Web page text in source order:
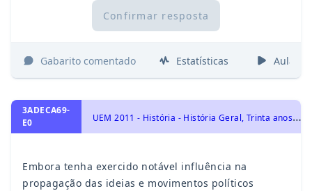
Confirmar resposta
Gabarito comentado Estatísticas Aulas
3ADECA69-
E0
U
EM 2011 - História - História Geral, Trinta anos de ouro: expansão do socialismo ( 1945- 1975)
Embora tenha exercido notável influência na
propagação das ideias e movimentos políticos